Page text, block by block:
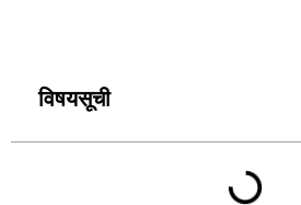
विषयसूची